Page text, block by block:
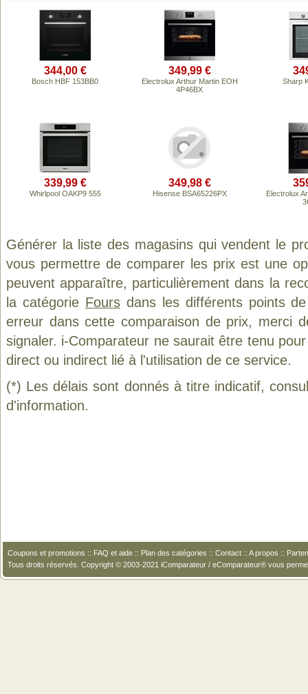
344,00 €
Bosch HBF 153BB0
349,99 €
Electrolux Arthur Martin EOH
4P46BX
Sharp
339,99 €
Whirlpool OAKP9 555
349,98 €
Hisense BSA65226PX
Electrolux
Générer la liste des magasins qui vendent le
vous permettre de comparer les prix est une
peuvent apparaître, particulièrement dans la
la catégorie Foursdans les différents points
erreur dans cette comparaison de prix, merci
signaler. i-Comparateur ne saurait être tenu
direct ou indirect lié à l'utilisation de ce service.
(*) Les délais sont donnés à titre indicatif,
d'information.
Coupons et promotions :: FAQ et aide :: Plan des catégories :: Contact :: A propos ::
Tous droits réservés. Copyright © 2003-2021 iComparateur / eComparateur® vous